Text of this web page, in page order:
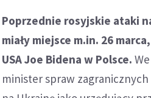
Poprzednie rosyjskie ataki
miały miejsce m.in. 26
USA Joe Bidena w Polsce.
minister spraw zagranicznych